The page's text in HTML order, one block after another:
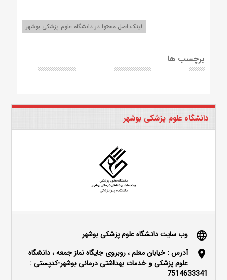
لینک اصل محتوا در دانشگاه علوم پزشکی بوشهر
برچسب ها
دانشگاه علوم پزشکی بوشهر
language وب سایت دانشگاه علوم پزشکی بوشهر
location_on
آدرس : خیابان معلم ، روبروی جایگاه نماز جمعه ، دانشگاه
علوم پزشکی و خدمات بهداشتی درمانی بوشهر-کدپستی :
7514633341